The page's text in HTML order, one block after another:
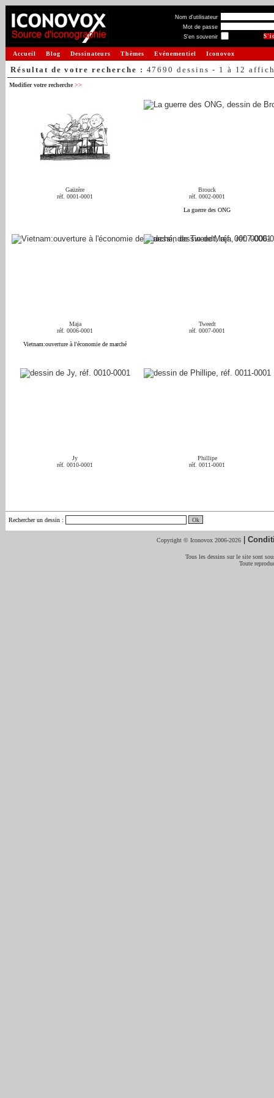
Nom d'utilisateur
Mot de passe
S'en souvenir
Accueil Blog Dessinateurs Thèmes Evénementiel Iconovox
Résultat de votre recherche : 47690 dessins - 1 à 12
Modifier votre recherche >>
Gaüzère
réf. 0001-0001
Brouck
réf. 0002-0001
La guerre des ONG
Maja
réf. 0006-0001
Vietnam:ouverture à l'économie de marché
Tweedt
réf. 0007-0001
Jy
réf. 0010-0001
Phillipe
réf. 0011-0001
Rechercher un dessin :
Copyright © Iconovox 2006-2026 |
Tous les dessins sur le site sont
Toute